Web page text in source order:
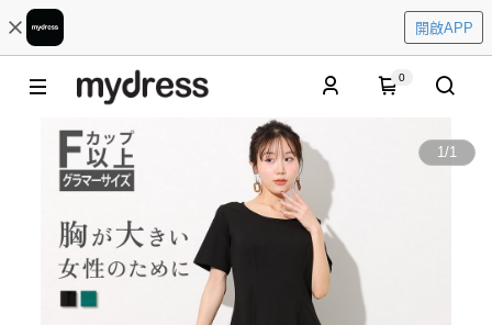
開啟APP
0
1/1